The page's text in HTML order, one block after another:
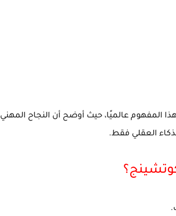
المفهوم عالميًا، حيث أوضح أن النجاح المهني
العقلي فقط.